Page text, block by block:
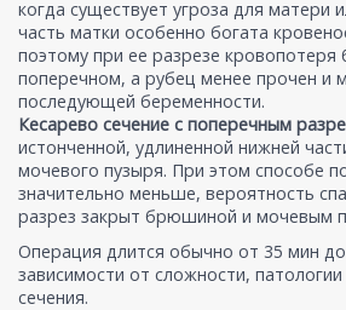
когда существует угроза для матери
часть матки особенно богата
поэтому при ее разрезе
поперечном, а рубец менее прочен и
последующей беременности.
Кесарево сечение с поперечным
истонченной, удлиненной нижней
мочевого пузыря. При этом способе
значительно меньше, вероятность
разрез закрыт брюшиной и мочевым
Операция длится обычно от 35 мин
зависимости от сложности,
сечения.